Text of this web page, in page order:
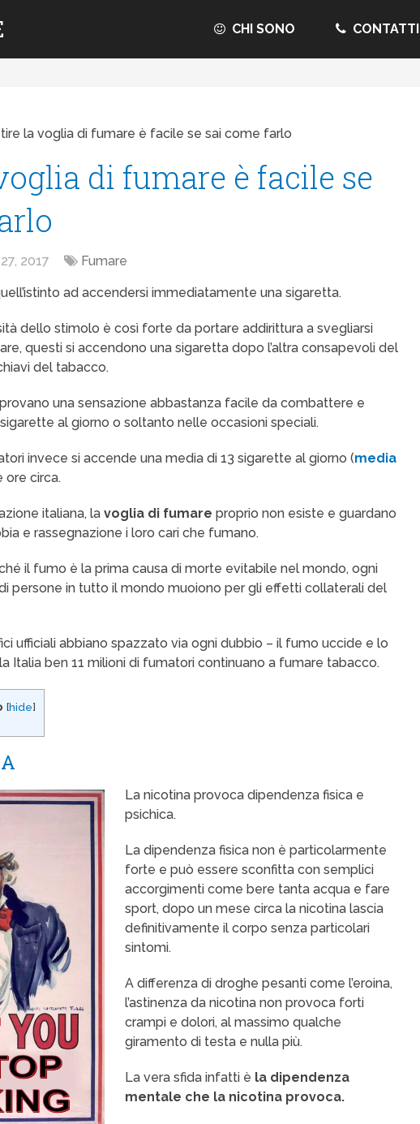
CHI SONO CONTATTI
la voglia di fumare è facile se sai come farlo
di fumare è facile se
2017 Fumare
ad accendersi immediatamente una sigaretta.
dello stimolo è così forte da portare addirittura a svegliarsi
questi si accendono una sigaretta dopo l’altra consapevoli del
del tabacco.
una sensazione abbastanza facile da combattere e
al giorno o soltanto nelle occasioni speciali.
invece si accende una media di 13 sigarette al giorno (media
ore circa.
italiana, lavoglia di fumare proprio non esiste e guardano
e rassegnazione i loro cari che fumano.
il fumo è la prima causa di morte evitabile nel mondo, ogni
persone in tutto il mondo muoiono per gli effetti collaterali del
ufficiali abbiano spazzato via ogni dubbio – il fumo uccide e lo
Italia ben 11 milioni di fumatori continuano a fumare tabacco.
[hide]
La nicotina provoca dipendenza fisica e
psichica.
La dipendenza fisica non è particolarmente
forte e può essere sconfitta con semplici
accorgimenti come bere tanta acqua e fare
sport, dopo un mese circa la nicotina lascia
definitivamente il corpo senza particolari
sintomi.
A differenza di droghe pesanti come l’eroina,
l’astinenza da nicotina non provoca forti
crampi e dolori, al massimo qualche
giramento di testa e nulla più.
La vera sfida infatti è la dipendenza
mentale che la nicotina provoca.